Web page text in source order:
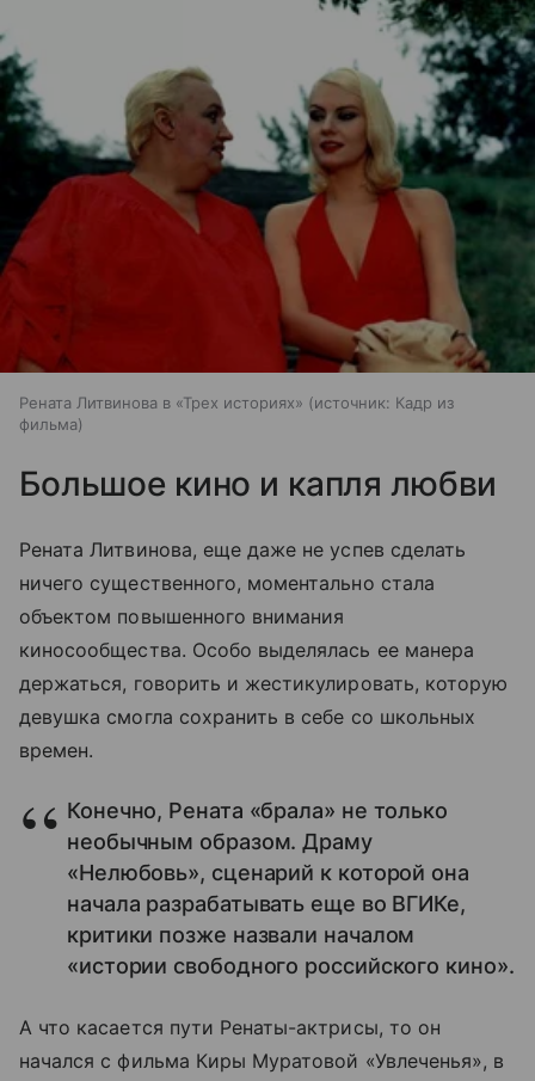
Рената Литвинова в «Трех историях» источник: Кадр из
фильма
Большое кино и капля любви
Рената Литвинова, еще даже не успев сделать
ничего существенного, моментально стала
объектом повышенного внимания
киносообщества. Особо выделялась ее манера
держаться, говорить и жестикулировать, которую
девушка смогла сохранить в себе со школьных
времен.
Конечно, Рената «брала» не только
необычным образом. Драму
«Нелюбовь», сценарий к которой она
начала разрабатывать еще во ВГИКе,
критики позже назвали началом
«истории свободного российского кино».
А что касается пути Ренаты-актрисы, то он
начался с фильма Киры Муратовой «Увлеченья», в